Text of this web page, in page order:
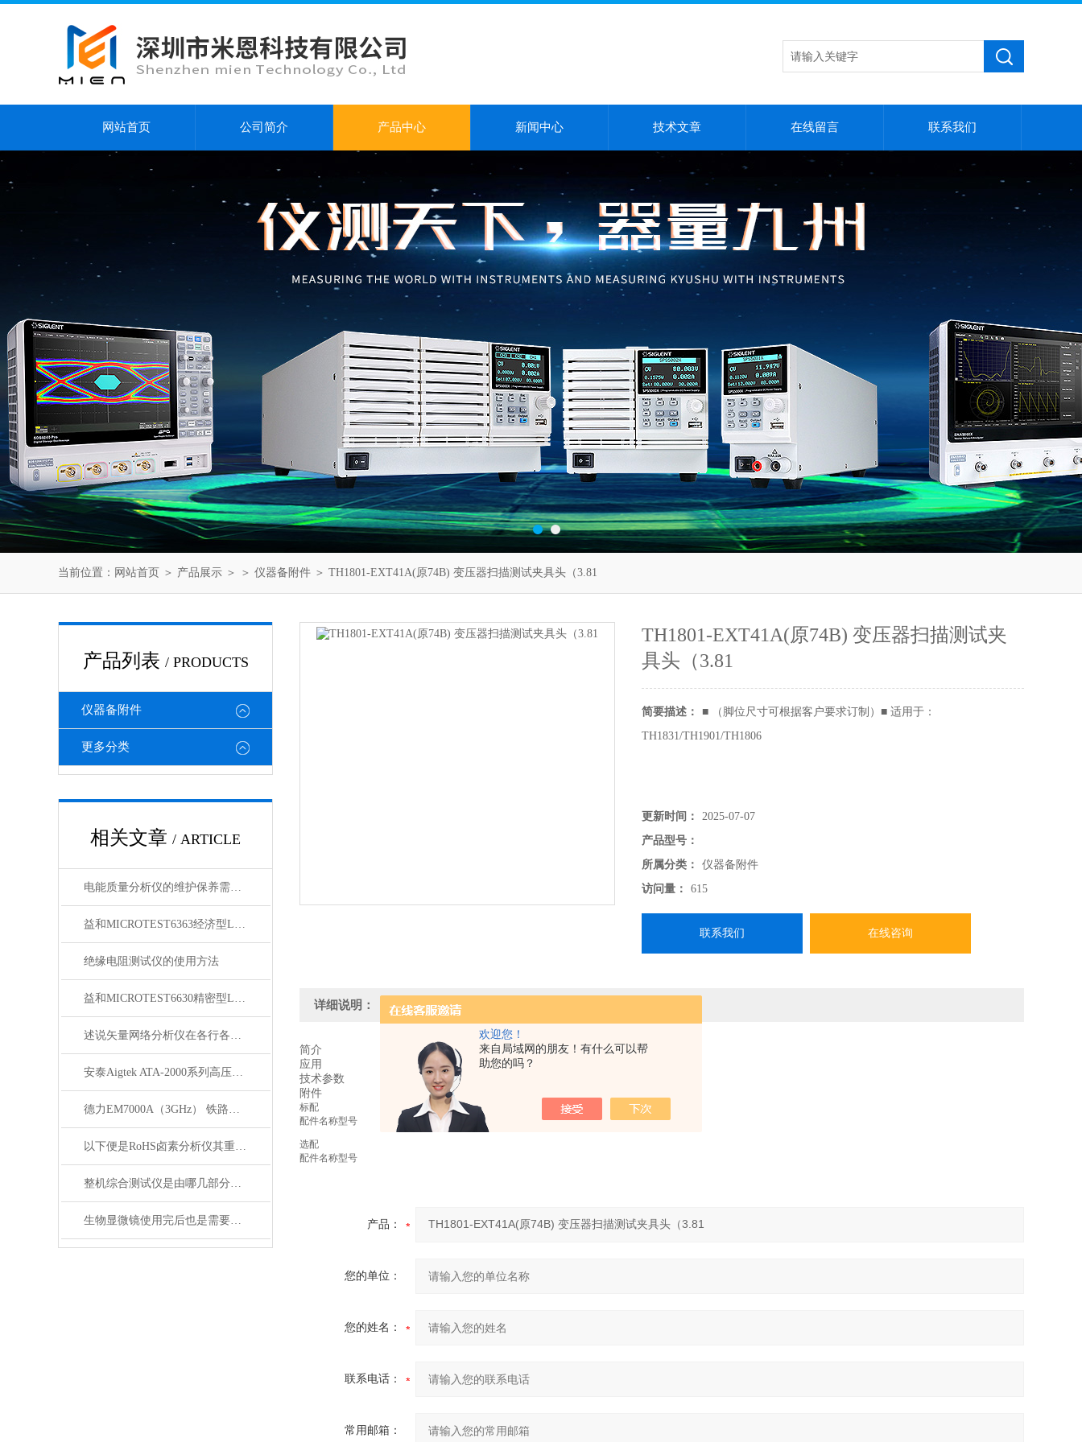
欢迎您！
来自局域网的朋友！有什么可以帮
助您的吗？
网站首页 公司简介 产品中心 新闻中心 技术文章 在线留言 联系我们
当前位置： 网站首页 ＞ 产品展示 ＞ ＞ 仪器备附件 ＞ TH1801-EXT41A(原74B) 变压器扫描测试夹具头（3.81
产品列表 / PRODUCTS
仪器备附件
更多分类
相关文章 / ARTICLE
电能质量分析仪的维护保养需从以下方面入手
益和MICROTEST6363经济型LCR测试仪
绝缘电阻测试仪的使用方法
益和MICROTEST6630精密型LCR测试仪
述说矢量网络分析仪在各行各业中的主要作用
安泰Aigtek ATA-2000系列高压放大器
德力EM7000A（3GHz） 铁路漏缆测试仪
以下便是RoHS卤素分析仪其重要性的介绍
整机综合测试仪是由哪几部分组成的呢？
生物显微镜使用完后也是需要维护保养的
TH1801-EXT41A(原74B) 变压器扫描测试夹
具头（3.81
简要描述：
■ （脚位尺寸可根据客户要求订制）■ 适用于：
TH1831/TH1901/TH1806
更新时间：
2025-07-07
产品型号：
所属分类：
仪器备附件
访问量：
615
联系我们 在线咨询
详细说明：
简介
应用
技术参数
附件
标配
配件名称型号
选配
配件名称型号
产品：
您的单位：
您的姓名：
联系电话：
常用邮箱：